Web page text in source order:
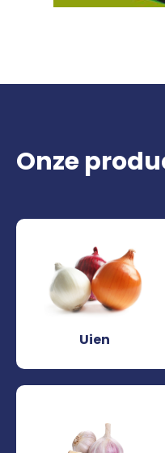
Onze
Uien